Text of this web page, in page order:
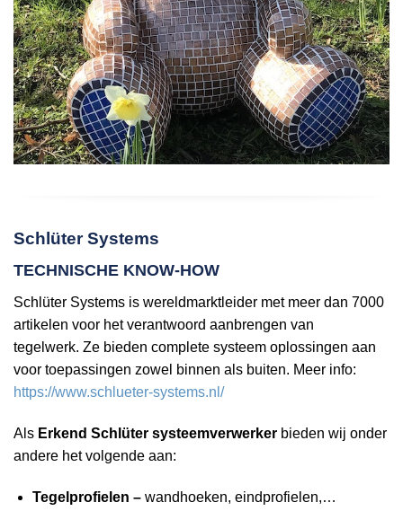
Schlüter Systems
TECHNISCHE KNOW-HOW
Schlüter Systems is wereldmarktleider met meer dan 7000
artikelen voor het verantwoord aanbrengen van
tegelwerk. Ze bieden complete systeem oplossingen aan
voor toepassingen zowel binnen als buiten. Meer info:
https://www.schlueter-systems.nl/
Als Erkend Schlüter systeemverwerker bieden wij onder
andere het volgende aan:
Tegelprofielen – wandhoeken, eindprofielen,…